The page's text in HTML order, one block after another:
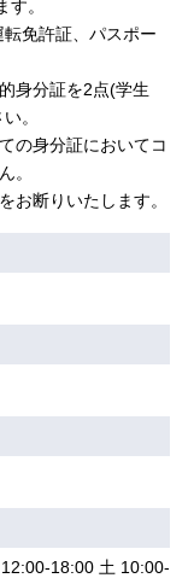
。
免許証、パスポー
身分証を2点(学生
。
の身分証においてコ
。
お断りいたします。
18:00 土 10:00-